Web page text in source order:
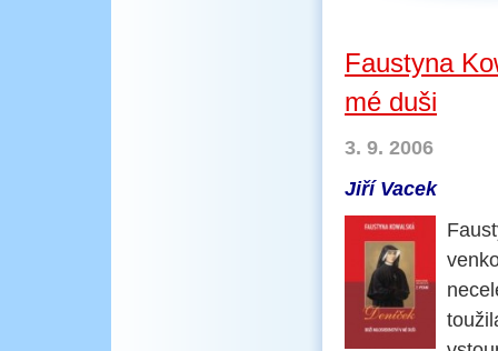
Faustyna
mé duši
3. 9. 2006
Jiří Vacek